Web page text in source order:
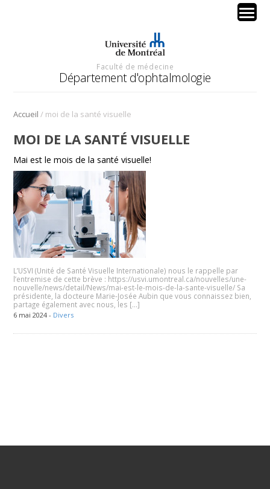
Faculté de médecine
Département d'ophtalmologie
Accueil / moi de la santé visuelle
MOI DE LA SANTÉ VISUELLE
Mai est le mois de la santé visuelle!
L’USVI (Unité de Santé Visuelle Internationale) nous le rappelle par
l’entremise de cette brève : https://usvi.umontreal.ca/nouvelles/une-
nouvelle/news/detail/News/mai-est-le-mois-de-la-sante-visuelle/ Sa
présidente, la docteure Marie-Josée Aubin que vous connaissez bien,
partage également avec nous, les […]
6 mai 2024 - Divers